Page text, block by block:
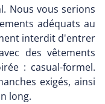
Nous vous serions
adéquats au
interdit d'entrer
des vêtements
: casual-formel.
exigés, ainsi
long.